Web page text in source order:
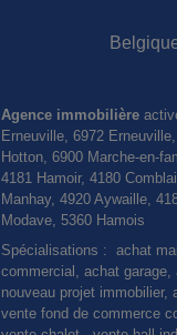
Agence immobilière
Erneuville, 6972
Hotton, 6900 Marche-en-
4181 Hamoir, 4180
Manhay, 4920 Aywaille,
Modave, 5360 Hamois
Spécialisations : achat
commercial, achat
nouveau projet
vente fond de commerce